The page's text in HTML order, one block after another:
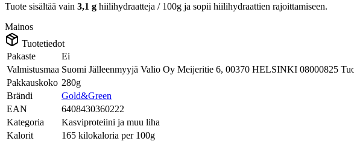
Tuote sisältää vain 3,1 g hiilihydraatteja / 100g ja sopii hiilihydraattien rajoittamiseen.
Mainos
Tuotetiedot
Pakaste
Ei
Valmistusmaa Suomi Jälleenmyyjä Valio Oy Meijeritie 6, 00370 HELSINKI 08000825
Pakkauskoko 280g
Brändi
Gold&Green
EAN
6408430360222
Kategoria
Kasviproteiini ja muu liha
Kalorit
165 kilokaloria per 100g